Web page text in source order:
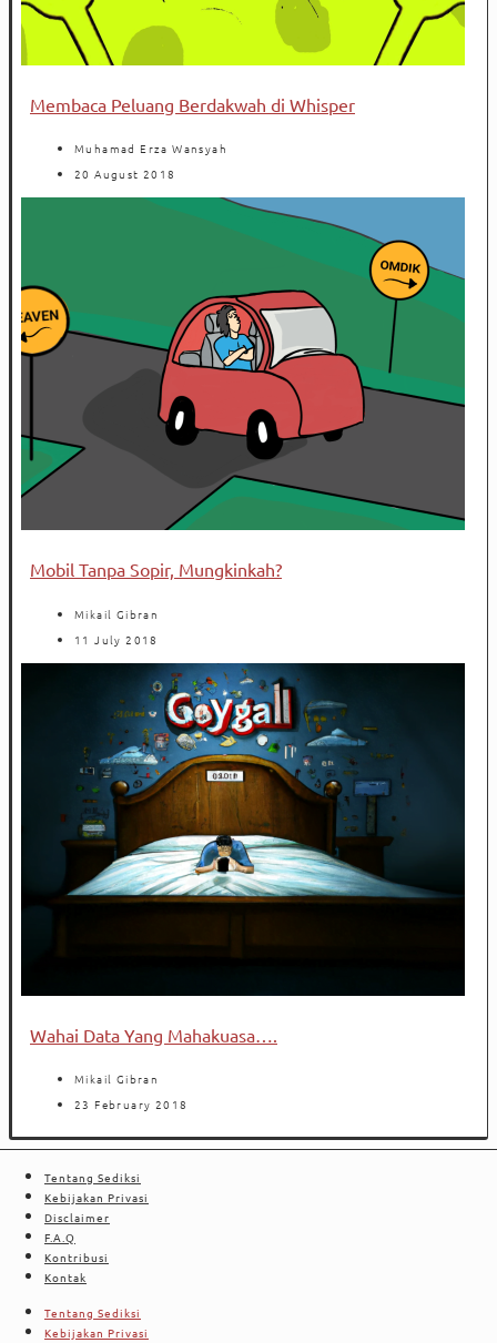
Membaca Peluang Berdakwah di Whisper
Muhamad Erza Wansyah
20 August 2018
Mobil Tanpa Sopir, Mungkinkah?
Mikail Gibran
11 July 2018
Wahai Data Yang Mahakuasa….
Mikail Gibran
23 February 2018
Tentang Sediksi
Kebijakan Privasi
Disclaimer
F.A.Q
Kontribusi
Kontak
Tentang Sediksi
Kebijakan Privasi